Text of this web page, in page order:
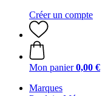
Créer un compte
Mon panier 0,00 €
Marques